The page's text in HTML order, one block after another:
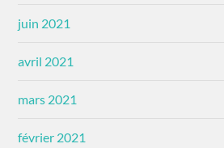
juin 2021
avril 2021
mars 2021
février 2021